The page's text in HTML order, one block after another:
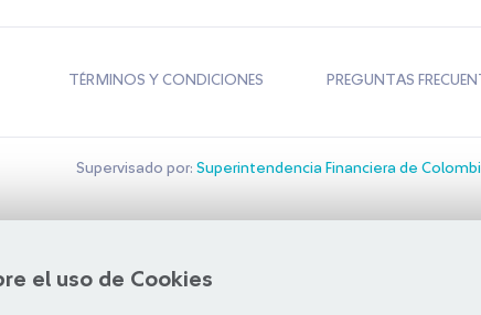
el uso de Cookies
TÉRMINOS Y CONDICIONES PREGUNTAS
Supervisado por: Superintendencia Financiera de